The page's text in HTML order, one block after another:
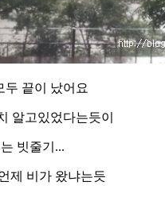
두 끝이 났어요
알고있었다는듯이
빗줄기...
제 비가 왔냐는듯